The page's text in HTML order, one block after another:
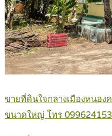
ขายที่ดินใจกลางเมืองหนอง
ขนาดใหญ่ โทร